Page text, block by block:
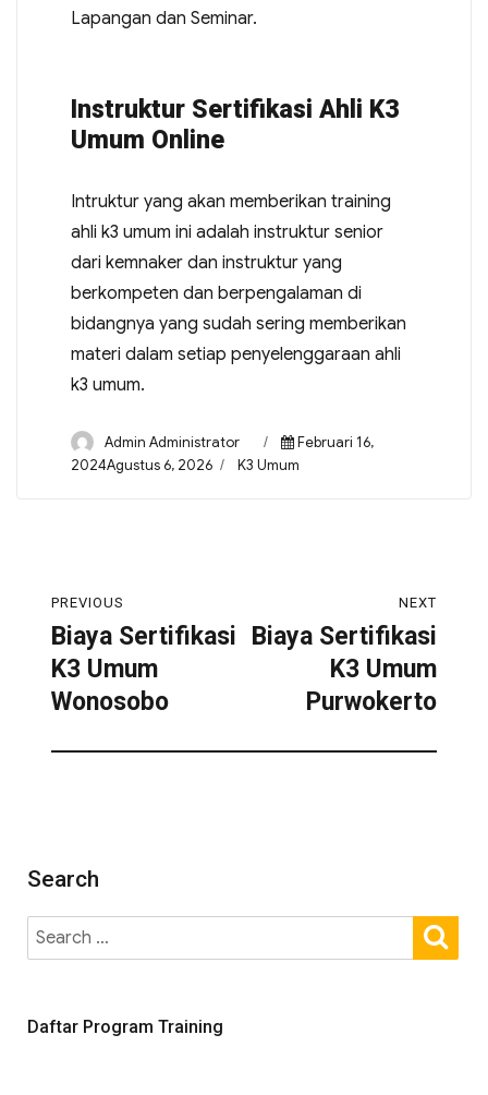
Lapangan dan Seminar.
Instruktur Sertifikasi Ahli K3
Umum Online
Intruktur yang akan memberikan training
ahli k3 umum ini adalah instruktur senior
dari kemnaker dan instruktur yang
berkompeten dan berpengalaman di
bidangnya yang sudah sering memberikan
materi dalam setiap penyelenggaraan ahli
k3 umum.
Admin Administrator
Februari 16,
2024Agustus 6, 2026
K3 Umum
PREVIOUS
Biaya Sertifikasi
K3 Umum
Wonosobo
NEXT
Biaya Sertifikasi
K3 Umum
Purwokerto
Search
Daftar Program Training